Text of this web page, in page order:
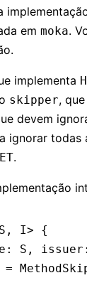
em moka.
implementa
skipper,
devem
ignorar todas
.
S , I> {
: S , issuer :
=